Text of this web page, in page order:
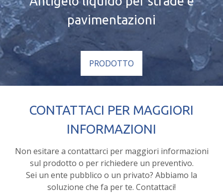
pavimentazioni
PRODOTTO
CONTATTACI PER MAGGIORI
INFORMAZIONI
Non esitare a contattarci per maggiori informazioni
sul prodotto o per richiedere un preventivo.
Sei un ente pubblico o un privato? Abbiamo la
soluzione che fa per te. Contattaci!